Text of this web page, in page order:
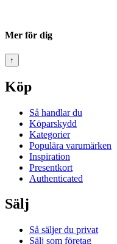
Mer för dig
↑
Köp
Så handlar du
Köparskydd
Kategorier
Populära varumärken
Inspiration
Presentkort
Authenticated
Sälj
Så säljer du privat
Sälj som företag